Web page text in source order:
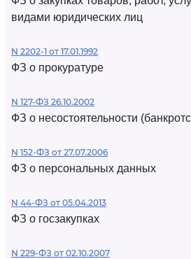
видами юридических лиц
N 2202-1 от 17.01.1992
ФЗ о прокуратуре
N 127-ФЗ 26.10.2002
ФЗ о несостоятельности
N 152-ФЗ от 27.07.2006
ФЗ о персональных данных
N 44-ФЗ от 05.04.2013
ФЗ о госзакупках
N 229-ФЗ от 02.10.2007